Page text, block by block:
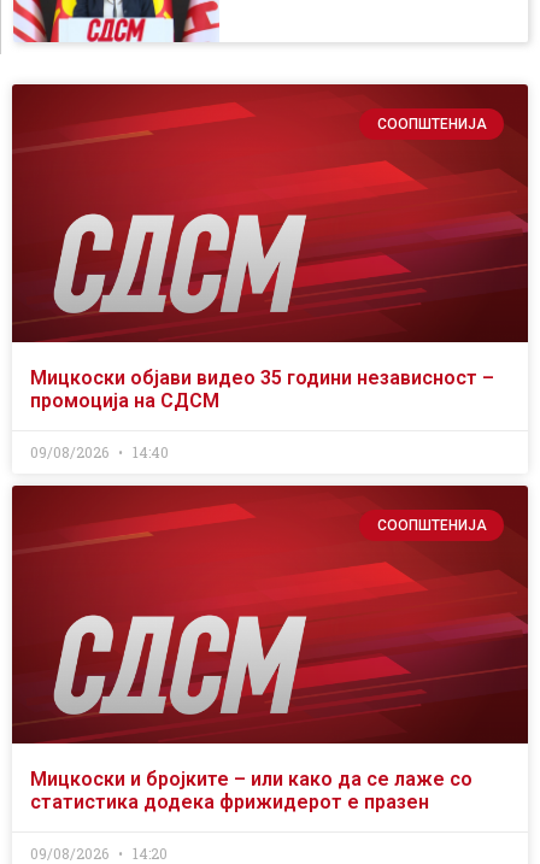
СООПШТЕНИЈА
Мицкоски објави видео 35 години независност –
промоција на СДСМ
09/08/2026 14:40
СООПШТЕНИЈА
Мицкоски и бројките – или како да се лаже со
статистика додека фрижидерот е празен
09/08/2026 14:20